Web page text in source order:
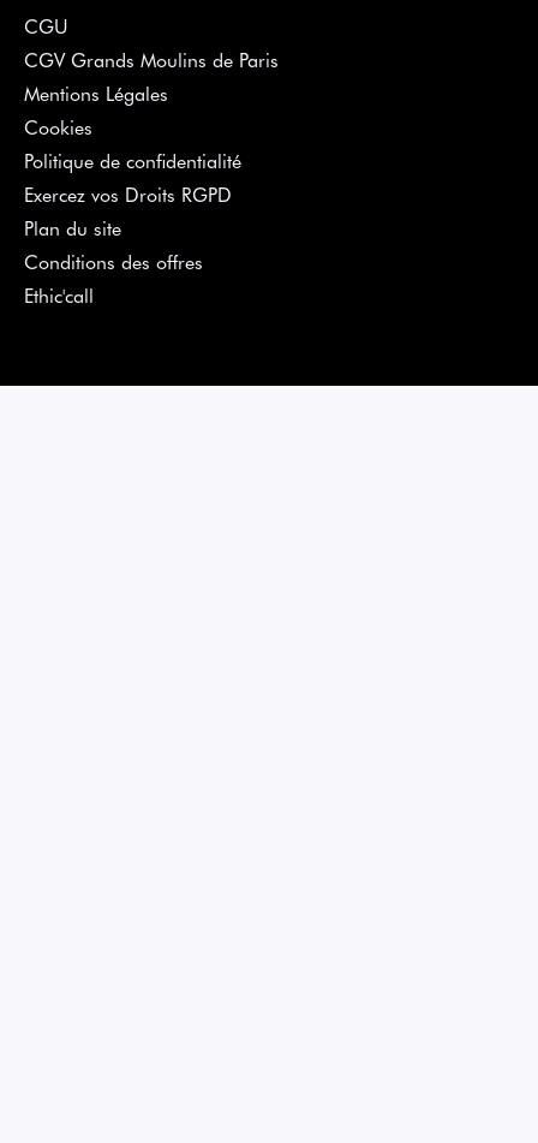
CGU
CGV Grands Moulins de Paris
Mentions Légales
Cookies
Politique de confidentialité
Exercez vos Droits RGPD
Plan du site
Conditions des offres
Ethic'call